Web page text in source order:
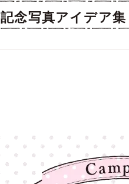
記念写真アイデア